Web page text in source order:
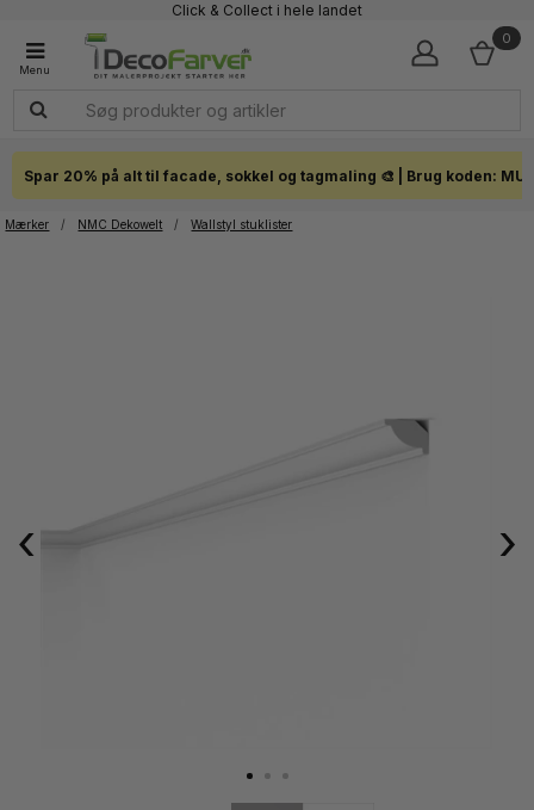
Click & Collect i hele landet
0
Spar 20% på alt til facade, sokkel og tagmaling 🎨 | Brug koden:
Mærker / NMC Dekowelt / Wallstyl stuklister
‹ ›